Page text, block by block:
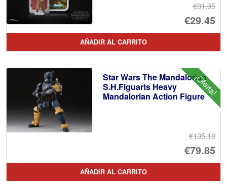
€31.95
El
€29.45
El
AÑADIR AL CARRITO
¡Oferta!
Star Wars The Mandalorian
S.H.Figuarts Heavy
Mandalorian Action Figure
€135.18
El
€79.85
El
AÑADIR AL CARRITO